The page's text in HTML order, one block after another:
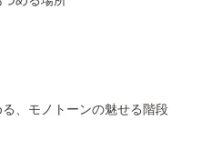
、モノトーンの魅せる階段